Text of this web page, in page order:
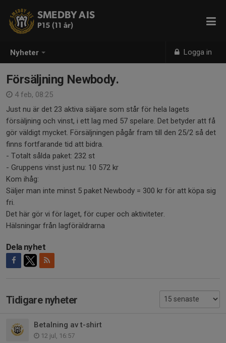
Nyheter Logga in
SMEDBY AIS
P15 (11 år)
Försäljning Newbody.
4 feb, 08:25
Just nu är det 23 aktiva säljare som står för hela lagets
försäljning och vinst, i ett lag med 57 spelare. Det betyder att få
gör väldigt mycket. Försäljningen pågår fram till den 25/2 så det
finns fortfarande tid att bidra.
- Totalt sålda paket: 232 st
- Gruppens vinst just nu: 10 572 kr
Kom ihåg:
Säljer man inte minst 5 paket Newbody = 300 kr för att köpa sig
fri.
Det här gör vi för laget, för cuper och aktiviteter.
Hälsningar från lagföräldrarna
Dela nyhet
Tidigare nyheter
Betalning av t-shirt
12 jul, 16:57